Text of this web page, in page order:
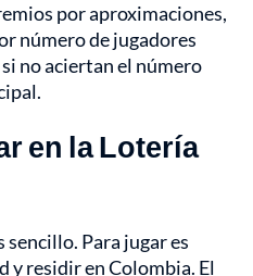
por aproximaciones,
número de jugadores
no aciertan el número
en la Lotería
Para jugar es
y residir en Colombia. El